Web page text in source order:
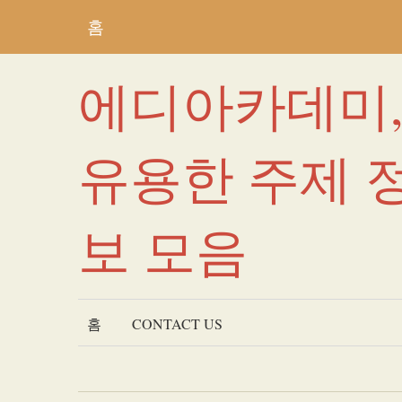
홈
에디아카데
유용한 주제
보 모음
홈 CONTACT US